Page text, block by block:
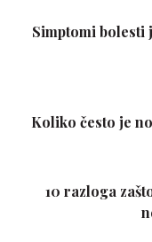
Simptomi bolesti
Koliko često je
10 razloga